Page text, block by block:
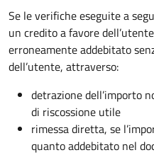
Se le verifiche eseguite a
un credito a favore
erroneamente addebitato
dell’utente, attraverso:
detrazione dell’importo
di riscossione utile
rimessa diretta, se
quanto addebitato nel